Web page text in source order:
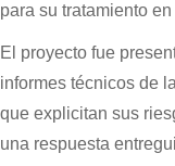
para su tratamiento
El proyecto fue
informes técnicos de
que explicitan sus
una respuesta